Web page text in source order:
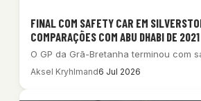
FINAL COM SAFETY CAR EM
COMPARAÇÕES COM ABU DHABI DE 2021
O GP da Grã-Bretanha terminou com
Aksel Kryhlmand6 Jul 2026